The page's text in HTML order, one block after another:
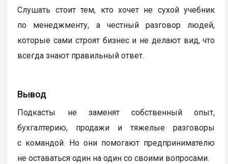
Слушать стоит тем, кто хочет не сухой учебник
по менеджменту, а честный разговор людей,
которые сами строят бизнес и не делают вид, что
всегда знают правильный ответ.
Вывод
Подкасты не заменят собственный опыт,
бухгалтерию, продажи и тяжелые разговоры
с командой. Но они помогают предпринимателю
не оставаться один на один со своими вопросами.